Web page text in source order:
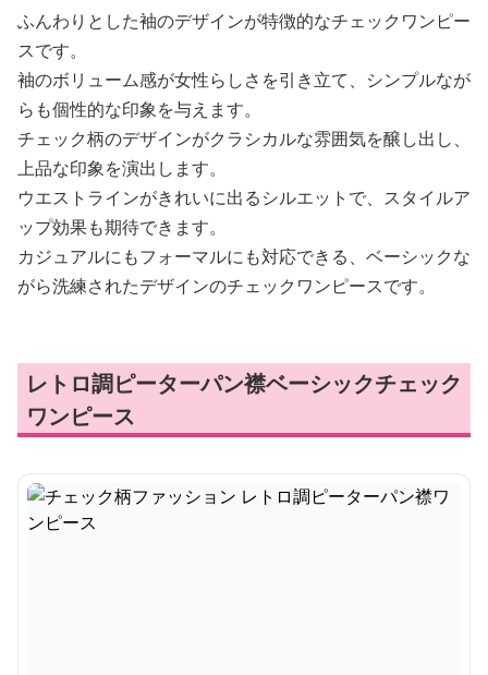
ふんわりとした袖のデザインが特徴的なチェックワンピー
スです。
袖のボリューム感が女性らしさを引き立て、シンプルなが
らも個性的な印象を与えます。
チェック柄のデザインがクラシカルな雰囲気を醸し出し、
上品な印象を演出します。
ウエストラインがきれいに出るシルエットで、スタイルア
ップ効果も期待できます。
カジュアルにもフォーマルにも対応できる、ベーシックな
がら洗練されたデザインのチェックワンピースです。
レトロ調ピーターパン襟ベーシックチェック
ワンピース